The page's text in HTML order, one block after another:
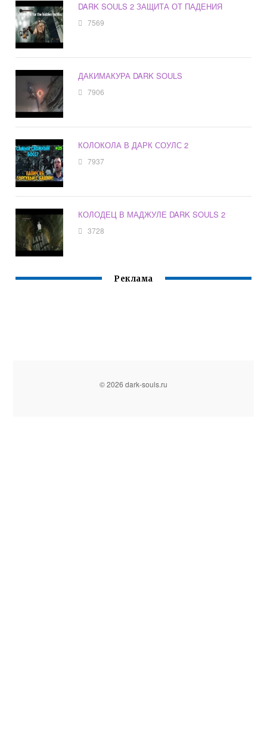
DARK SOULS 2 ЗАЩИТА ОТ ПАДЕНИЯ
7569
ДАКИМАКУРА DARK SOULS
7906
КОЛОКОЛА В ДАРК СОУЛС 2
7937
КОЛОДЕЦ В МАДЖУЛЕ DARK SOULS 2
3728
Реклама
© 2026 dark-souls.ru